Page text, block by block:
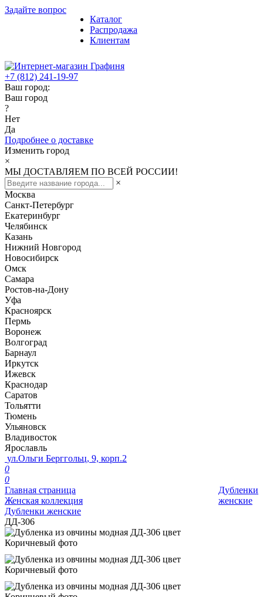
Задайте вопрос
Каталог
Распродажа
Клиентам
+7 (812) 241-19-97
Ваш город:
Ваш город
?
Нет
Да
Подробнее о доставке
Изменить город
×
МЫ ДОСТАВЛЯЕМ ПО ВСЕЙ РОССИИ!
×
Москва
Санкт-Петербург
Екатеринбург
Челябинск
Казань
Нижний Новгород
Новосибирск
Омск
Самара
Ростов-на-Дону
Уфа
Красноярск
Пермь
Воронеж
Волгоград
Барнаул
Иркутск
Ижевск
Краснодар
Саратов
Тольятти
Тюмень
Ульяновск
Владивосток
Ярославль
ул.Ольги Берггольц, 9, корп.2
0
0
Главная страница
Женская коллекция
Дубленки женские
ДД-306
Дубленки
женские